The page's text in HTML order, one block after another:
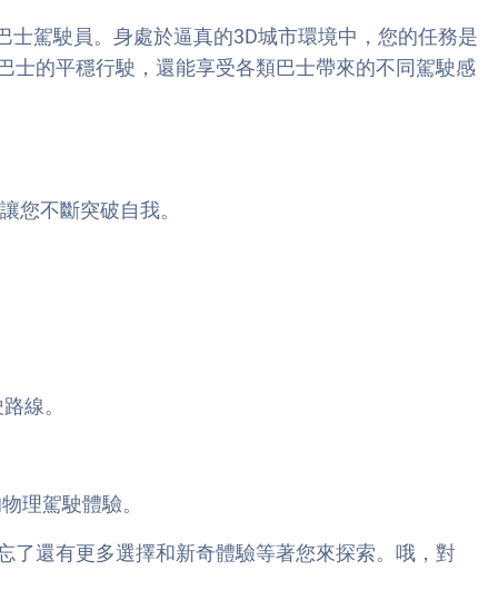
士駕駛員。身處於逼真的3D城市環境中，您的任務是
士的平穩行駛，還能享受各類巴士帶來的不同駕駛感
您不斷突破自我。
線。
理駕駛體驗。
了還有更多選擇和新奇體驗等著您來探索。哦，對